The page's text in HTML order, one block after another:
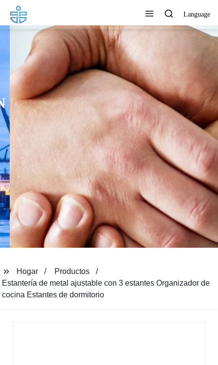
Language
LOS PRODUCTOS SE
EXPORTAN A EUR, RU, TH,
MAS Y MUCHOS OTROS
PAÍSES
Ver todos los productos
Hogar
Productos
Estantería de metal ajustable con 3 estantes Organizador de
cocina Estantes de dormitorio